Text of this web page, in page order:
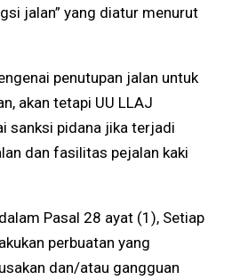
jalan” yang diatur menurut
penutupan jalan untuk
akan tetapi UU LLAJ
sanksi pidana jika terjadi
dan fasilitas pejalan kaki
Pasal 28 ayat (1), Setiap
perbuatan yang
dan/atau gangguan